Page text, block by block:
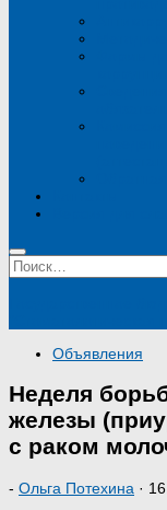
Найти:
Объявления
Неделя
железы
с раком
- Ольга Потехина ·